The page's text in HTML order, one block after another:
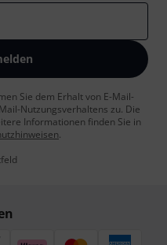
Sie dem Erhalt von E-Mail-
Nutzungsverhaltens zu. Die
Informationen finden Sie in
.